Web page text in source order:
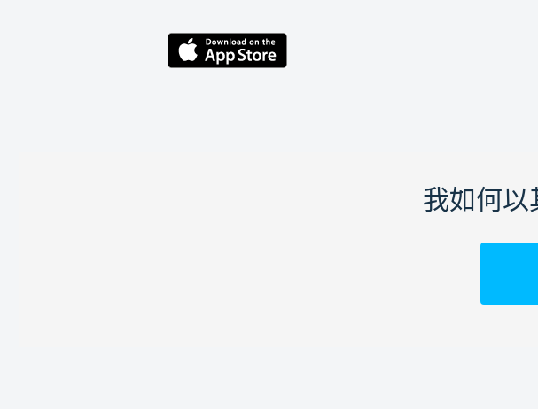
我如何以